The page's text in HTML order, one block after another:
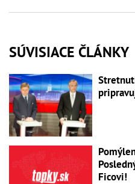
SÚVISIACE ČLÁNKY
Ficovi!